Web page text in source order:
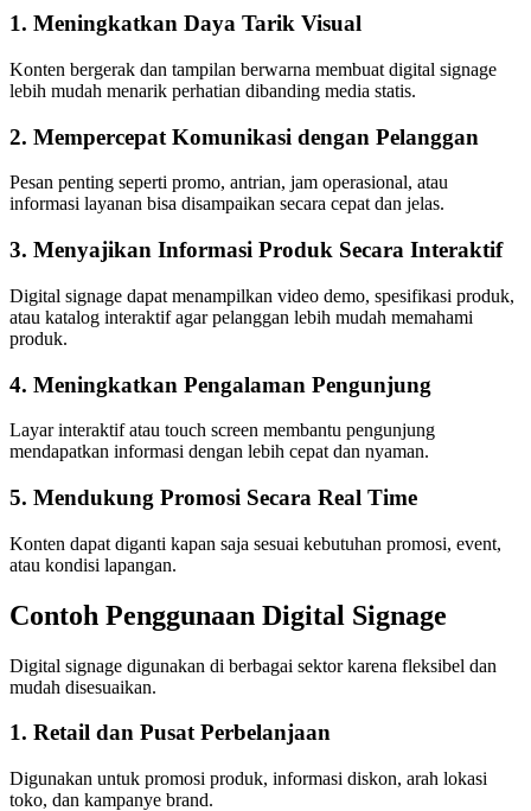
1. Meningkatkan Daya Tarik Visual
Konten bergerak dan tampilan berwarna membuat digital signage
lebih mudah menarik perhatian dibanding media statis.
2. Mempercepat Komunikasi dengan Pelanggan
Pesan penting seperti promo, antrian, jam operasional, atau
informasi layanan bisa disampaikan secara cepat dan jelas.
3. Menyajikan Informasi Produk Secara Interaktif
Digital signage dapat menampilkan video demo, spesifikasi produk,
atau katalog interaktif agar pelanggan lebih mudah memahami
produk.
4. Meningkatkan Pengalaman Pengunjung
Layar interaktif atau touch screen membantu pengunjung
mendapatkan informasi dengan lebih cepat dan nyaman.
5. Mendukung Promosi Secara Real Time
Konten dapat diganti kapan saja sesuai kebutuhan promosi, event,
atau kondisi lapangan.
Contoh Penggunaan Digital Signage
Digital signage digunakan di berbagai sektor karena fleksibel dan
mudah disesuaikan.
1. Retail dan Pusat Perbelanjaan
Digunakan untuk promosi produk, informasi diskon, arah lokasi
toko, dan kampanye brand.